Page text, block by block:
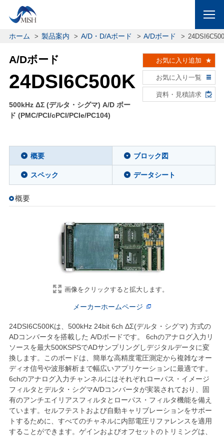
ホーム 製品案内 A/D・D/Aボード A/Dボード
A/Dボード
24DSI6C500K
500kHz ΔΣ (デルタ・シグマ) A/D ボー
ド (PMC/PCI/cPCI/PCIe/PC104)
お気に入り追加
お気に入り一覧
資料・見積請求
概要 ブロック図
スペック データシート
概要
画像をクリックすると拡大します。
メーカーホームページ
24DSI6C500Kは、500kHz 24bit 6ch ΔΣ(デルタ・シグマ) 方式の
ADコンバータを搭載した A/Dボードです。 6chのアナログ入力リ
ソースを最大500KSPSでADサンプリングしデジタルデータに変
換します。このボードは、簡単な高精度電圧測定から複雑なオー
ディオ信号や波形解析まで幅広いアプリケーションに最適です。
6chのアナログ入力チャンネルにはそれぞれローパス・イメージ
フィルタとデルタ・シグマA/Dコンバータが実装されており、固
有のアンチエイリアスフィルタとローパス・フィルタ機能を備え
ています。セルフテストおよび自動キャリブレーションをサポー
トするために、すべてのチャネルに内部電圧リファレンスを適用
することができます。ゲインおよびオフセットのトリミングは、